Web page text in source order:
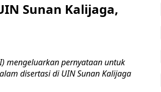
Sunan Kalijaga,
mengeluarkan pernyataan untuk
disertasi di UIN Sunan Kalijaga